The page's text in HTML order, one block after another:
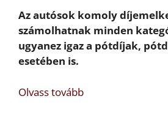
Az autósok komoly
számolhatnak minden
ugyanez igaz a pótdíjak,
esetében is.
Olvass tovább